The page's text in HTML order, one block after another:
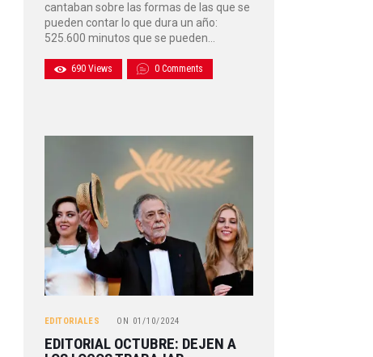
cantaban sobre las formas de las que se
pueden contar lo que dura un año:
525.600 minutos que se pueden…
690 Views 0 Comments
EDITORIALES ON 01/10/2024
EDITORIAL OCTUBRE: DEJEN A